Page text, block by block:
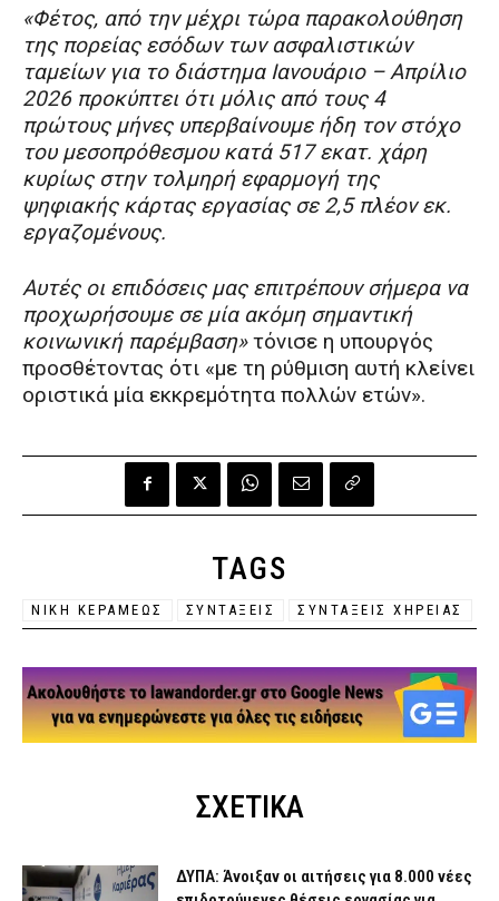
«Φέτος, από την μέχρι τώρα παρακολούθηση
της πορείας εσόδων των ασφαλιστικών
ταμείων για το διάστημα Ιανουάριο – Απρίλιο
2026 προκύπτει ότι μόλις από τους 4
πρώτους μήνες υπερβαίνουμε ήδη τον στόχο
του μεσοπρόθεσμου κατά 517 εκατ. χάρη
κυρίως στην τολμηρή εφαρμογή της
ψηφιακής κάρτας εργασίας σε 2,5 πλέον εκ.
εργαζομένους.
Αυτές οι επιδόσεις μας επιτρέπουν σήμερα να
προχωρήσουμε σε μία ακόμη σημαντική
κοινωνική παρέμβαση»τόνισε η υπουργός
προσθέτοντας ότι «με τη ρύθμιση αυτή κλείνει
οριστικά μία εκκρεμότητα πολλών ετών».
TAGS
ΝΙΚΗ ΚΕΡΑΜΕΩΣ ΣΥΝΤΑΞΕΙΣ ΣΥΝΤΑΞΕΙΣ ΧΗΡΕΙΑΣ
ΣΧΕΤΙΚΑ
ΔΥΠΑ: Άνοιξαν οι αιτήσεις για 8.000 νέες